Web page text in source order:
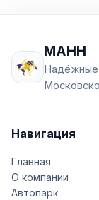
МАНН
Надёжные
Навигация
Главная
О компании
Автопарк